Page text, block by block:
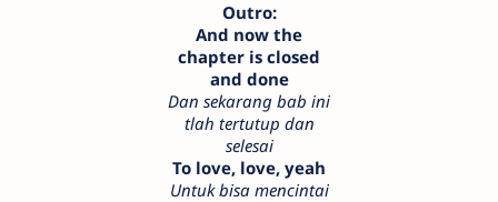
Outro:
And now the
chapter is closed
and done
Dan sekarang bab ini
tlah tertutup dan
selesai
To love, love, yeah
Untuk bisa mencintai